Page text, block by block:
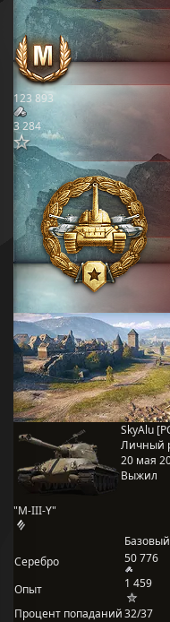
123 893
3 284
"M-III-Y"
SkyAlu
Личный
20 мая
Выжил
Серебро
50 776
Опыт 1 459
Процент попаданий32/37